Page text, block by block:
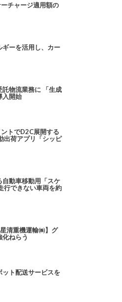
チャージ適用額の
ーを活用し、カー
物流業務に 「生成
入開始
トでD2C展開する
出荷アプリ「シッピ
動車移動用「スケ
行できない車両を約
清重機運輸㈱】グ
ねらう
ト配送サービスを